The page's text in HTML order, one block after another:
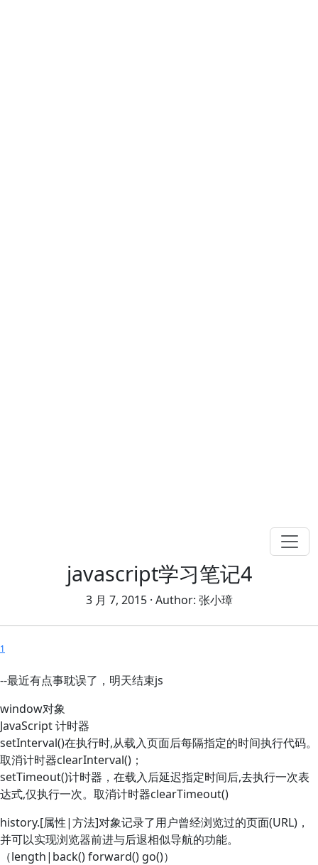
javascript学习笔记4
3 月 7, 2015 · Author: 张小璋
1
--最近有点事耽误了，明天结束js
window对象
JavaScript 计时器
setInterval()在执行时,从载入页面后每隔指定的时间执行代码。
取消计时器clearInterval()；
setTimeout()计时器，在载入后延迟指定时间后,去执行一次表
达式,仅执行一次。取消计时器clearTimeout()
history.[属性|方法]对象记录了用户曾经浏览过的页面(URL)，
并可以实现浏览器前进与后退相似导航的功能。
（length|back() forward() go()）